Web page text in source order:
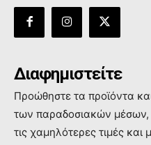
Διαφημιστείτε
Προώθηστε τα προϊόντα
των παραδοσιακών μέσων,
τις χαμηλότερες τιμές